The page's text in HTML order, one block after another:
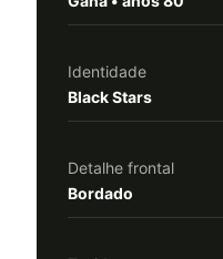
Identidade
Black Stars
Detalhe frontal
Bordado